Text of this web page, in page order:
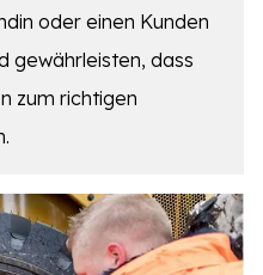
oder einen Kunden
gewährleisten, dass
zum richtigen